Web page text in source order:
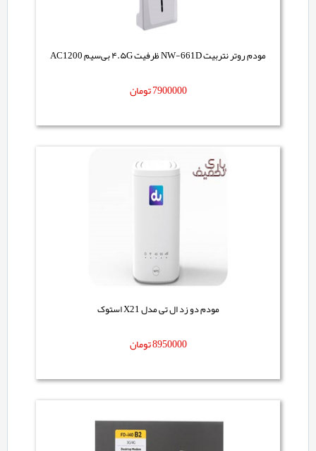
مودم روتر نتربیت NW-661D ظرفیت ۴.۵G بی‌سیم AC1200
7900000تومان
مودم دو زد ال تی مدل X21 استوک
8950000تومان